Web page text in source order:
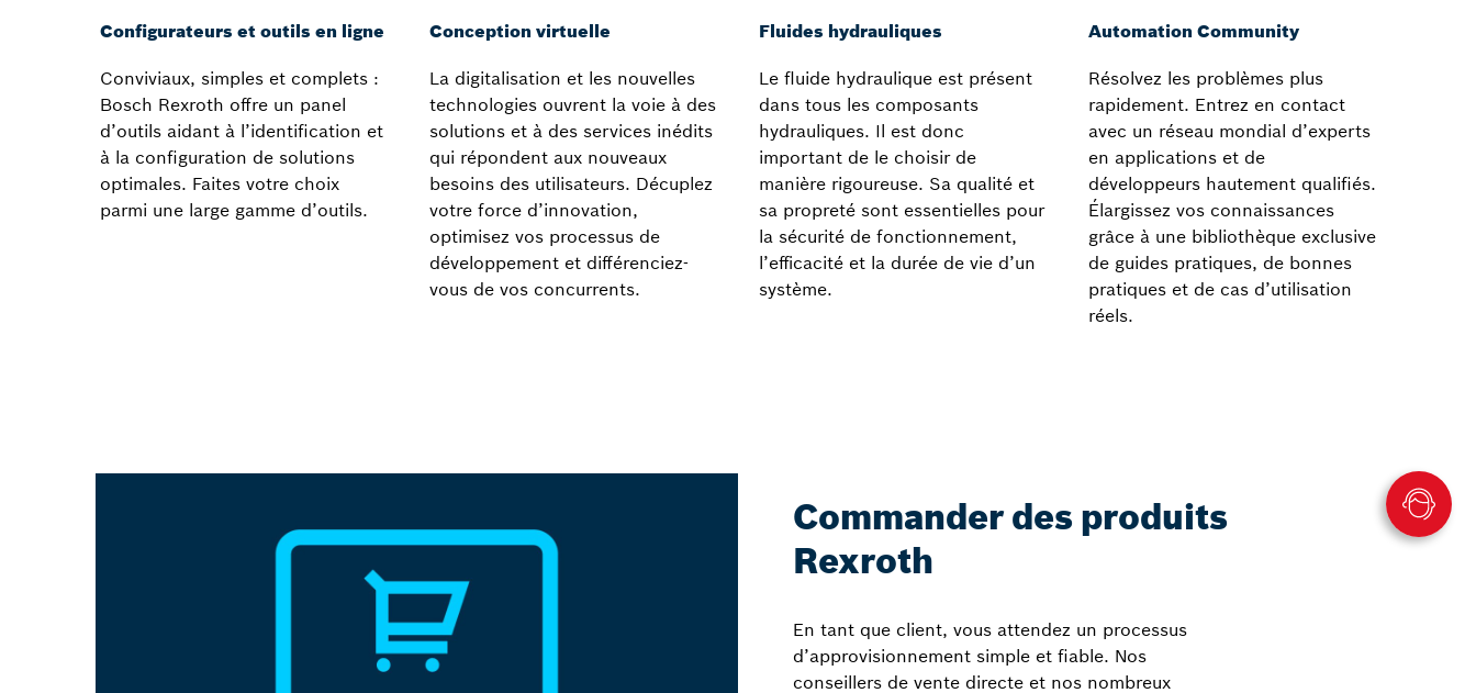
Configurateurs et outils en ligne
Conviviaux, simples et complets :
Bosch Rexroth offre un panel
d’outils aidant à l’identification et
à la configuration de solutions
optimales. Faites votre choix
parmi une large gamme d’outils.
Conception virtuelle
La digitalisation et les nouvelles
technologies ouvrent la voie à des
solutions et à des services inédits
qui répondent aux nouveaux
besoins des utilisateurs. Décuplez
votre force d’innovation,
optimisez vos processus de
développement et différenciez-
vous de vos concurrents.
Fluides hydrauliques
Le fluide hydraulique est présent
dans tous les composants
hydrauliques. Il est donc
important de le choisir de
manière rigoureuse. Sa qualité et
sa propreté sont essentielles pour
la sécurité de fonctionnement,
l’efficacité et la durée de vie d’un
système.
Automation Community
Résolvez les problèmes plus
rapidement. Entrez en contact
avec un réseau mondial d’experts
en applications et de
développeurs hautement qualifiés.
Élargissez vos connaissances
grâce à une bibliothèque exclusive
de guides pratiques, de bonnes
pratiques et de cas d’utilisation
réels.
Commander des produits
Rexroth
En tant que client, vous attendez un processus
d’approvisionnement simple et fiable. Nos
conseillers de vente directe et nos nombreux